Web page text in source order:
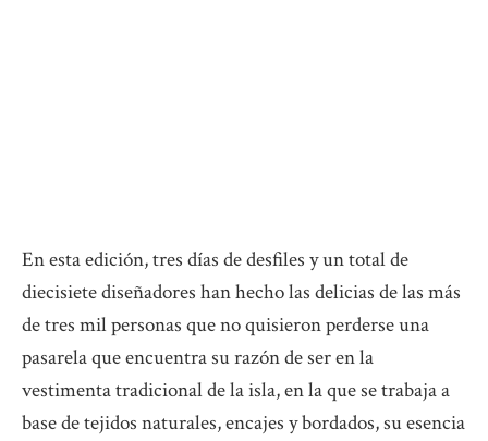
En esta edición, tres días de desfiles y un total de
diecisiete diseñadores han hecho las delicias de las más
de tres mil personas que no quisieron perderse una
pasarela que encuentra su razón de ser en la
vestimenta tradicional de la isla, en la que se trabaja a
base de tejidos naturales, encajes y bordados, su esencia